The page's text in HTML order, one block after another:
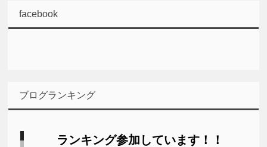
facebook
ブログランキング
ランキング参加しています！！